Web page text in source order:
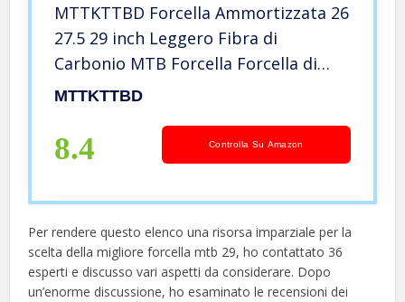
MTTKTTBD Forcella Ammortizzata 26
27.5 29 inch Leggero Fibra di
Carbonio MTB Forcella Forcella di
Sospensione Accessori Bicicletta
MTTKTTBD
8.4 Controlla Su Amazon
Per rendere questo elenco una risorsa imparziale per la
scelta della migliore forcella mtb 29, ​​ho contattato 36
esperti e discusso vari aspetti da considerare. Dopo
un’enorme discussione, ho esaminato le recensioni dei